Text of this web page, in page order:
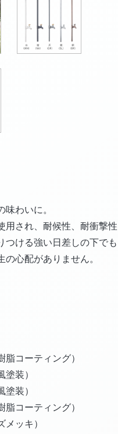
わいに。
され、耐候性、耐衝撃
ける強い日差しの下でも
心配がありません。
脂コーティング）
装）
装）
脂コーティング）
ッキ）